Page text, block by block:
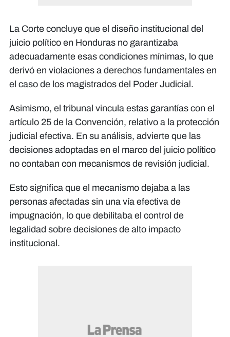
La Corte concluye que el diseño institucional del
juicio político en Honduras no garantizaba
adecuadamente esas condiciones mínimas, lo que
derivó en violaciones a derechos fundamentales en
el caso de los magistrados del Poder Judicial.
Asimismo, el tribunal vincula estas garantías con el
artículo 25 de la Convención, relativo a la protección
judicial efectiva. En su análisis, advierte que las
decisiones adoptadas en el marco del juicio político
no contaban con mecanismos de revisión judicial.
Esto significa que el mecanismo dejaba a las
personas afectadas sin una vía efectiva de
impugnación, lo que debilitaba el control de
legalidad sobre decisiones de alto impacto
institucional.